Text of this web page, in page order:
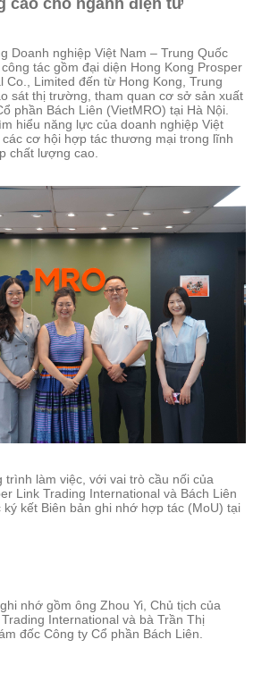
cao cho ngành điện tử
Doanh nghiệp Việt Nam – Trung Quốc
tác gồm đại diện Hong Kong Prosper
Co., Limited đến từ Hong Kong, Trung
sát thị trường, tham quan cơ sở sản xuất
phần Bách Liên (VietMRO) tại Hà Nội.
hiểu năng lực của doanh nghiệp Việt
cơ hội hợp tác thương mại trong lĩnh
chất lượng cao.
trình làm việc, với vai trò cầu nối của
Link Trading International và Bách Liên
kết Biên bản ghi nhớ hợp tác (MoU) tại
nhớ gồm ông Zhou Yi, Chủ tịch của
International và bà Trần Thị
đốc Công ty Cổ phần Bách Liên.